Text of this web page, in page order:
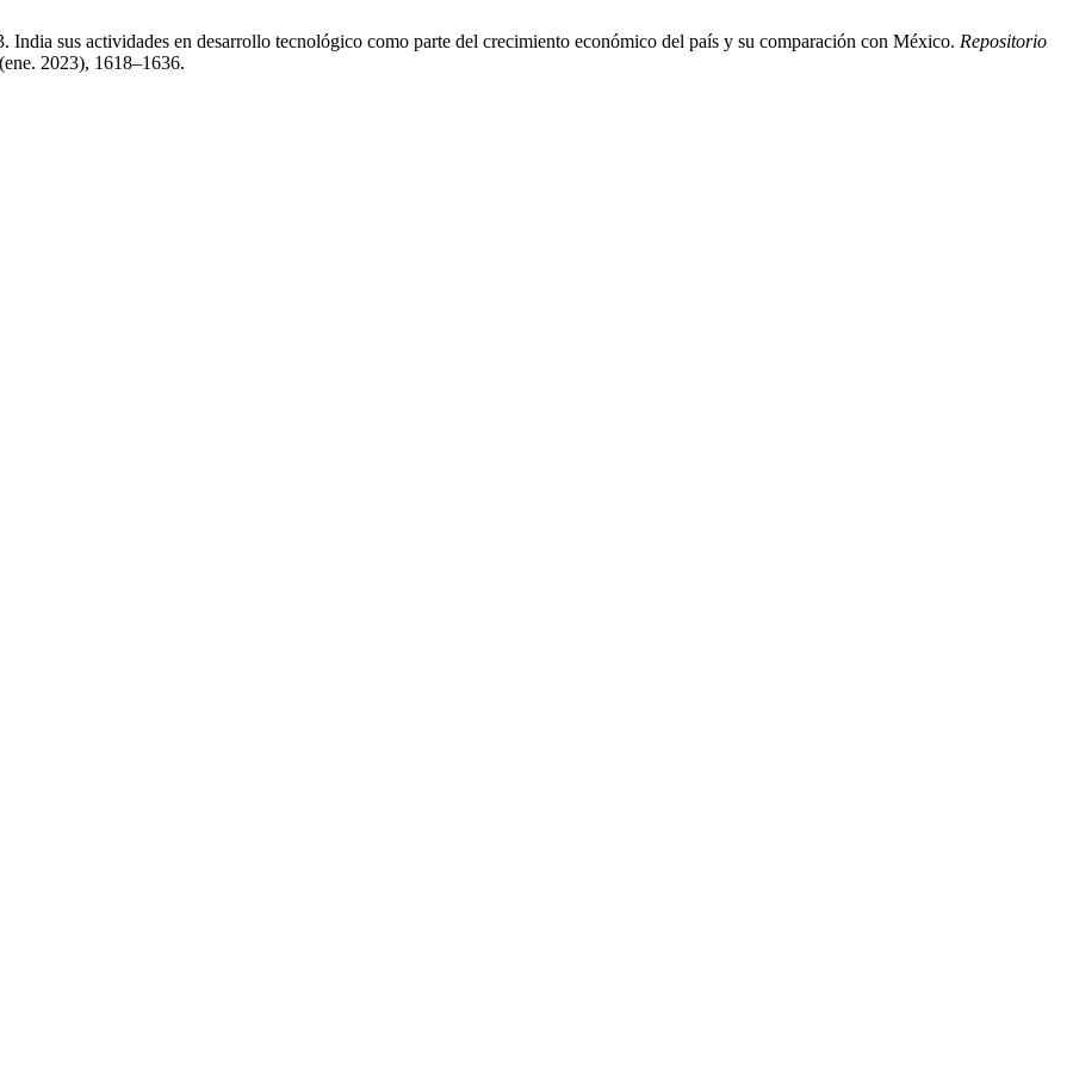
sus actividades en desarrollo tecnológico como parte del crecimiento económico del país y su comparación con México. Repositorio
2023), 1618–1636.